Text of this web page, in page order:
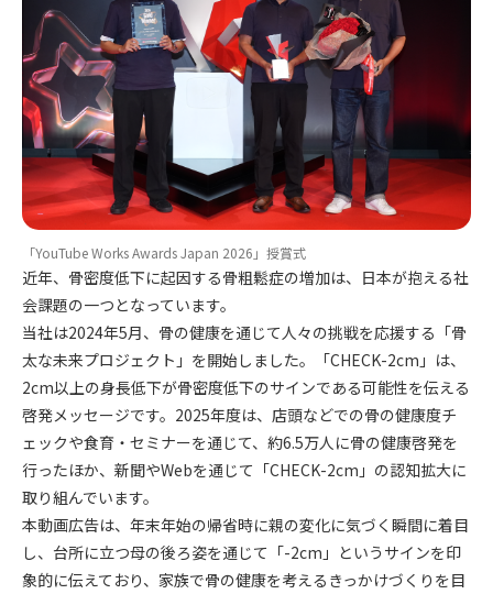
「YouTube Works Awards Japan 2026」授賞式
近年、骨密度低下に起因する骨粗鬆症の増加は、日本が抱える社
会課題の一つとなっています。
当社は2024年5月、骨の健康を通じて人々の挑戦を応援する「骨
太な未来プロジェクト」を開始しました。「CHECK-2cm」は、
2cm以上の身長低下が骨密度低下のサインである可能性を伝える
啓発メッセージです。2025年度は、店頭などでの骨の健康度チ
ェックや食育・セミナーを通じて、約6.5万人に骨の健康啓発を
行ったほか、新聞やWebを通じて「CHECK-2cm」の認知拡大に
取り組んでいます。
本動画広告は、年末年始の帰省時に親の変化に気づく瞬間に着目
し、台所に立つ母の後ろ姿を通じて「-2cm」というサインを印
象的に伝えており、家族で骨の健康を考えるきっかけづくりを目